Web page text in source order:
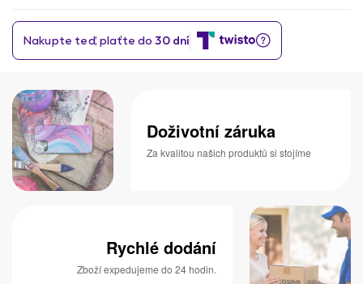
Doživotní záruka
Za kvalitou našich produktů si stojíme
Rychlé dodání
Zboží expedujeme do 24 hodin.